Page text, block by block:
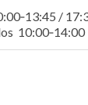
/
10:00‑14:00